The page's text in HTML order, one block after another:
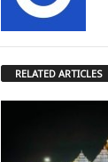
RELATED ARTICLES